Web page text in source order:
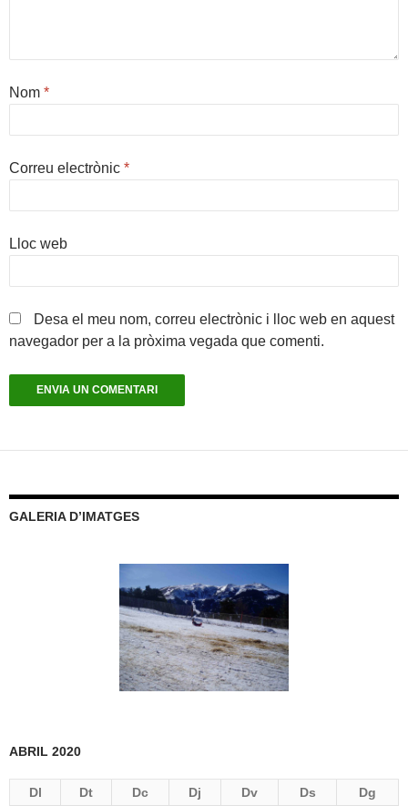
Nom *
Correu electrònic *
Lloc web
Desa el meu nom, correu electrònic i lloc web en aquest
navegador per a la pròxima vegada que comenti.
GALERIA D’IMATGES
ABRIL 2020
Dl Dt Dc Dj Dv Ds
Dg